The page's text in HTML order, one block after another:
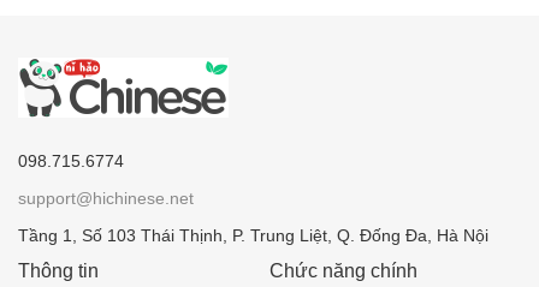
098.715.6774
support@hichinese.net
Tầng 1, Số 103 Thái Thịnh, P. Trung Liệt, Q. Đống Đa, Hà Nội
Thông tin Chức năng chính